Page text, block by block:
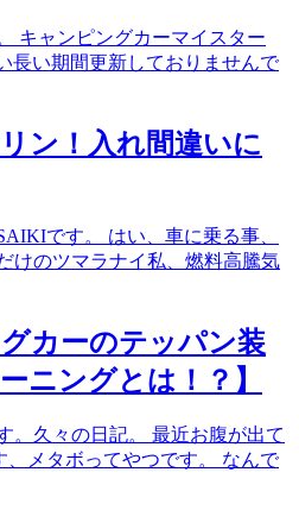
キャンピングカーマイスター
長い期間更新しておりませんで
ン！入れ間違いに
です。 はい、車に乗る事、
けのツマラナイ私、燃料高騰気
グカーのテッパン装
ニングとは！？】
。久々の日記。 最近お腹が出て
、メタボってやつです。 なんで